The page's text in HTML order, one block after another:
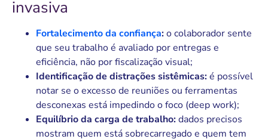
invasiva
Fortalecimento da confiança:o colaborador sente
que seu trabalho é avaliado por entregas e
eficiência, não por fiscalização visual;
Identificação de distrações sistêmicas:é possível
notar se o excesso de reuniões ou ferramentas
desconexas está impedindo o foco (deep work);
Equilíbrio da carga de trabalho:dados precisos
mostram quem está sobrecarregado e quem tem